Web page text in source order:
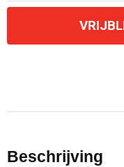
Beschrijving